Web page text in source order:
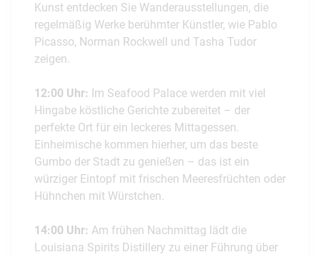
Kunst entdecken Sie Wanderausstellungen, die
regelmäßig Werke berühmter Künstler, wie Pablo
Picasso, Norman Rockwell und Tasha Tudor
zeigen.
12:00 Uhr: Im Seafood Palace werden mit viel
Hingabe köstliche Gerichte zubereitet – der
perfekte Ort für ein leckeres Mittagessen.
Einheimische kommen hierher, um das beste
Gumbo der Stadt zu genießen – das ist ein
würziger Eintopf mit frischen Meeresfrüchten oder
Hühnchen mit Würstchen.
14:00 Uhr: Am frühen Nachmittag lädt die
Louisiana Spirits Distillery zu einer Führung über